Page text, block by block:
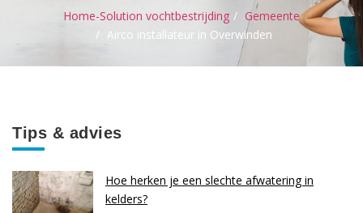
Home-Solution vochtbestrijding
Gemeente
Airco installateur in Overwinden
Tips & advies
Hoe herken je een slechte afwatering in
kelders?